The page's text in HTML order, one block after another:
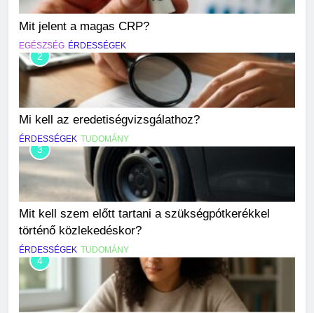
Mit jelent a magas CRP?
EGÉSZSÉG ÉRDESSÉGEK
2
Mi kell az eredetiségvizsgálathoz?
ÉRDESSÉGEK TUDOMÁNY
3
Mit kell szem előtt tartani a szükségpótkerékkel
történő közlekedéskor?
ÉRDESSÉGEK TUDOMÁNY
4